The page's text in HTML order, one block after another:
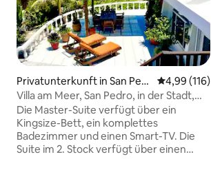
Privatunterkunft in San Pedr
o
4,99 (116)
Villa am Meer, San Pedro, in der Stadt,
Traumhaus
Die Master-Suite verfügt über ein
Kingsize-Bett, ein komplettes
Badezimmer und einen Smart-TV. Die
Suite im 2. Stock verfügt über einen